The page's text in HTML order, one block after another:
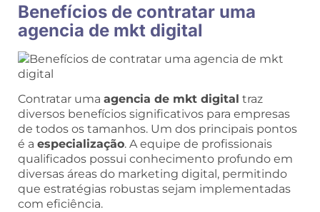
Benefícios de contratar uma
agencia de mkt digital
Contratar uma agencia de mkt digital traz
diversos benefícios significativos para empresas
de todos os tamanhos. Um dos principais pontos
é a especialização. A equipe de profissionais
qualificados possui conhecimento profundo em
diversas áreas do marketing digital, permitindo
que estratégias robustas sejam implementadas
com eficiência.